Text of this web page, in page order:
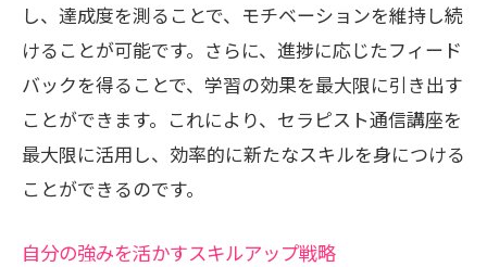
し、達成度を測ることで、モチベーションを維持し続
けることが可能です。さらに、進捗に応じたフィード
バックを得ることで、学習の効果を最大限に引き出す
ことができます。これにより、セラピスト通信講座を
最大限に活用し、効率的に新たなスキルを身につける
ことができるのです。
自分の強みを活かすスキルアップ戦略